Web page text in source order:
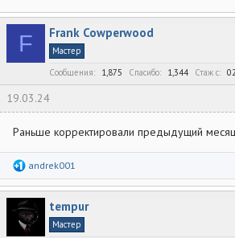
F Frank Cowperwood
Мастер
Сообщения
1,875 Спасибо 1,344 Стаж c
19.03.24
Раньше корректировали предыдущий
Р
а
к
ц
и
и
andrek001
tempur
Мастер